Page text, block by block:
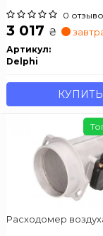
0
3 017 ₴
Артикул:
Delphi
КУПИТЬ
Расходомер